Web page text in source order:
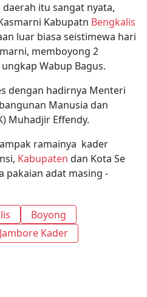
itu sangat nyata,
Kabupatn Bengkalis
luar biasa seistimewa hari
memboyong 2
Wabup Bagus.
dengan hadirnya Menteri
Manusia dan
Muhadjir Effendy.
ramainya kader
Kabupaten dan Kota Se
pakaian adat masing -
Boyong
Jambore Kader